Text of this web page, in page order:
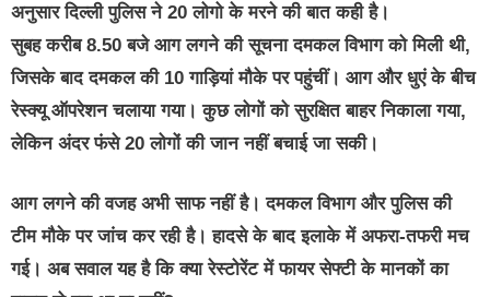
अनुसार दिल्ली पुलिस ने 20 लोगो के मरने की बात कही है।
सुबह करीब 8.50 बजे आग लगने की सूचना दमकल विभाग को मिली थी,
जिसके बाद दमकल की 10 गाड़ियां मौके पर पहुंचीं। आग और धुएं के बीच
रेस्क्यू ऑपरेशन चलाया गया। कुछ लोगों को सुरक्षित बाहर निकाला गया,
लेकिन अंदर फंसे 20 लोगों की जान नहीं बचाई जा सकी।
आग लगने की वजह अभी साफ नहीं है। दमकल विभाग और पुलिस की
टीम मौके पर जांच कर रही है। हादसे के बाद इलाके में अफरा-तफरी मच
गई। अब सवाल यह है कि क्या रेस्टोरेंट में फायर सेफ्टी के मानकों का